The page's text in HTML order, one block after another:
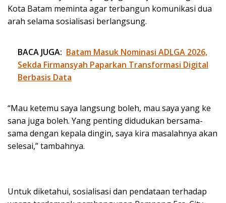
Kota Batam meminta agar terbangun komunikasi dua
arah selama sosialisasi berlangsung.
BACA JUGA: Batam Masuk Nominasi ADLGA 2026,
Sekda Firmansyah Paparkan Transformasi Digital
Berbasis Data
“Mau ketemu saya langsung boleh, mau saya yang ke
sana juga boleh. Yang penting didudukan bersama-
sama dengan kepala dingin, saya kira masalahnya akan
selesai,” tambahnya.
Untuk diketahui, sosialisasi dan pendataan terhadap